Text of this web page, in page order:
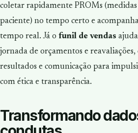
coletar rapidamente PROMs
paciente) no tempo certo e
tempo real. Já o funil de vendas
jornada de orçamentos e reavaliações,
resultados e comunicação para
com ética e transparência.
Transformando